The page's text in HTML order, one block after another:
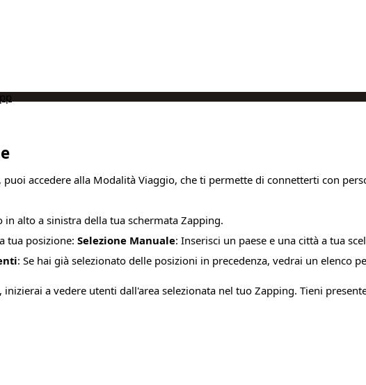
puoi accedere alla Modalità Viaggio, che ti permette di connetterti con
alto a sinistra della tua schermata Zapping.
tua posizione: Selezione Manuale: Inserisci un paese e una città a tua
: Se hai già selezionato delle posizioni in precedenza, vedrai un elenco
a vedere utenti dall'area selezionata nel tuo Zapping. Tieni